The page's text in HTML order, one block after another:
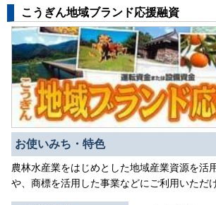
こうぎん地域ブランド応援融資
お使いみち・特色
農林水産業をはじめとした地域産業資源を活
や、商標を活用した事業などにご利用いただ